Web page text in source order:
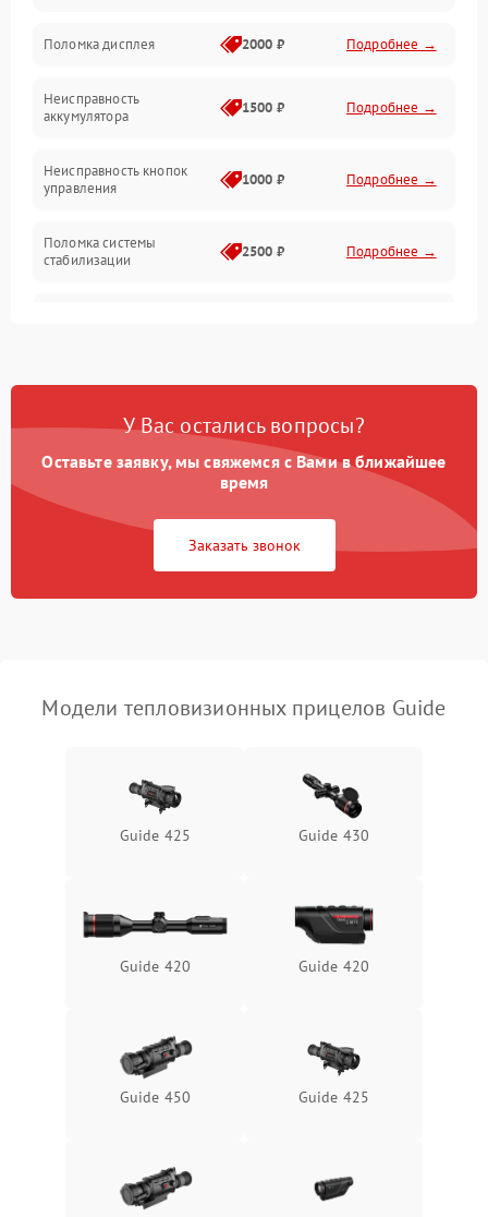
Поломка дисплея 2000 ₽ Подробнее →
Неисправность
аккумулятора
1500 ₽ Подробнее →
Неисправность кнопок
управления
1000 ₽ Подробнее →
Поломка системы
стабилизации
2500 ₽ Подробнее →
Неисправность системы
Поломка системы GPS 2000 ₽ Подробнее →
Повреждение системы
защиты от перегрузок
1500 ₽
автоматического
1500 ₽ Подробнее →
Неисправность системы
Подробнее →
Неисправность системы
защиты от замыкания
Подробнее →
Поломка системы защиты
от перенапряжения
Подробнее →
У Вас остались вопросы?
Оставьте заявку, мы свяжемся с Вами в ближайшее
время
Заказать звонок
Модели тепловизионных прицелов Guide
Guide 425 Guide 430
Guide 420 Guide 420
Guide 450 Guide 425